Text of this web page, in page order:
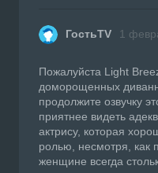
ГостьTV 1
Пожалуйста Light
доморощенных
продолжите озвучку
приятнее видеть
актрису, которая
ролью, несмотря, как
женщине всегда